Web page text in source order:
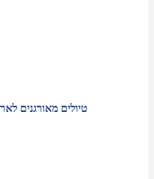
טיולים מאורגנים